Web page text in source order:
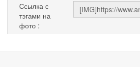
Ссылка с
тэгами на
фото :